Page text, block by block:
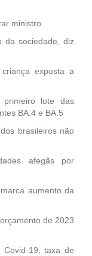
ministro
da sociedade, diz
exposta a
primeiro lote das
BA.4 e BA.5
brasileiros não
afegãs por
aumento da
de 2023
19, taxa de